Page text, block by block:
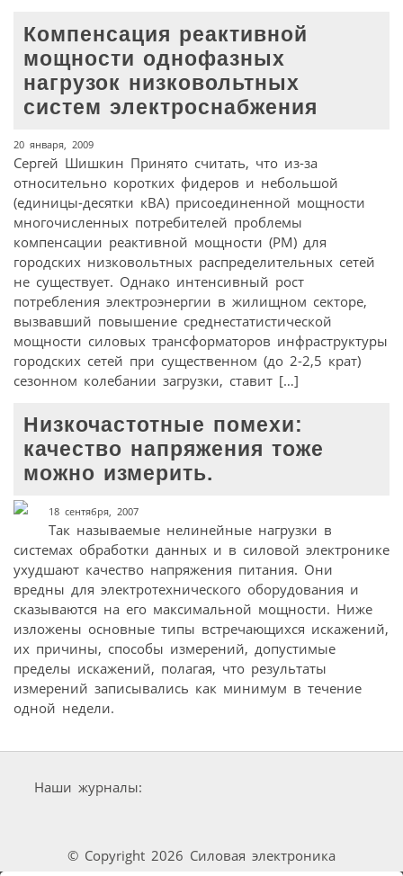
Компенсация реактивной
мощности однофазных
нагрузок низковольтных
систем электроснабжения
20 января, 2009
Сергей Шишкин Принято считать, что из-за
относительно коротких фидеров и небольшой
(единицы-десятки кВА) присоединенной мощности
многочисленных потребителей проблемы
компенсации реактивной мощности (РМ) для
городских низковольтных распределительных сетей
не существует. Однако интенсивный рост
потребления электроэнергии в жилищном секторе,
вызвавший повышение среднестатистической
мощности силовых трансформаторов инфраструктуры
городских сетей при существенном (до 2-2,5 крат)
сезонном колебании загрузки, ставит […]
Низкочастотные помехи:
качество напряжения тоже
можно измерить.
18 сентября, 2007
Так называемые нелинейные нагрузки в
системах обработки данных и в силовой электронике
ухудшают качество напряжения питания. Они
вредны для электротехнического оборудования и
сказываются на его максимальной мощности. Ниже
изложены основные типы встречающихся искажений,
их причины, способы измерений, допустимые
пределы искажений, полагая, что результаты
измерений записывались как минимум в течение
одной недели.
Наши журналы:
© Copyright 2026 Силовая электроника